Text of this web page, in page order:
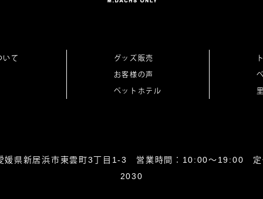
いて
グッズ販売
お客様の声
ペットホテル
媛県新居浜市東雲町3丁目1-3 営業時間：10:00～19:00
2030